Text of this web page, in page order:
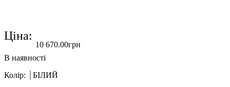
Ціна:
10 670.00грн
Колір:
БІЛИЙ